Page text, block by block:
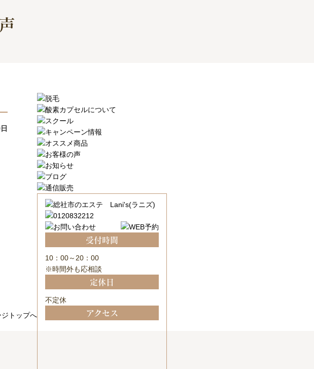
受付時間
10：00～20：00
※時間外も応相談
定休日
不定休
アクセス